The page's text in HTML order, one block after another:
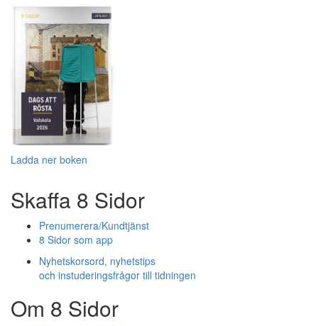
Ladda ner boken
Skaffa 8 Sidor
Prenumerera/Kundtjänst
8 Sidor som app
Nyhetskorsord, nyhetstips
och instuderingsfrågor till tidningen
Om 8 Sidor